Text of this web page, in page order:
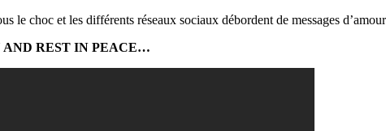
le choc et les différents réseaux sociaux débordent de messages
AND REST IN PEACE…